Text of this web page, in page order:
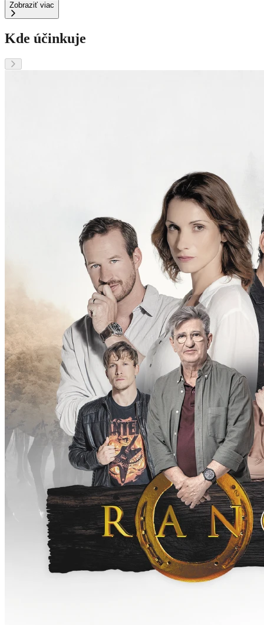
Zobraziť viac
Kde účinkuje